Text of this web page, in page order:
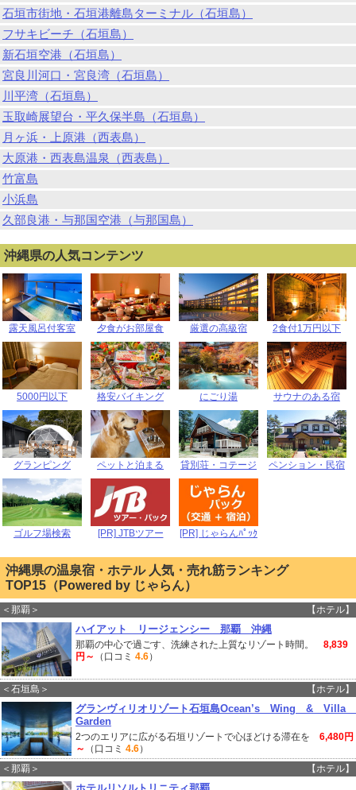
石垣市街地・石垣港離島ターミナル（石垣島）
フサキビーチ（石垣島）
新石垣空港（石垣島）
宮良川河口・宮良湾（石垣島）
川平湾（石垣島）
玉取崎展望台・平久保半島（石垣島）
月ヶ浜・上原港（西表島）
大原港・西表島温泉（西表島）
竹富島
小浜島
久部良港・与那国空港（与那国島）
沖縄県の人気コンテンツ
露天風呂付客室 夕食がお部屋食 厳選の高級宿 2食付1万円以下
5000円以下 格安バイキング にごり湯 サウナのある宿
グランピング ペットと泊まる 貸別荘・コテージ ペンション・民宿
ゴルフ場検索 [PR] JTBツアー [PR] じゃらんﾊﾟｯｸ
沖縄県の温泉宿・ホテル 人気・売れ筋ランキング
TOP15（Powered by じゃらん）
＜那覇＞ 【ホテル】
ハイアット リージェンシー 那覇 沖縄
那覇の中心で過ごす、洗練された上質なリゾート時間。 8,839
円～
（口コミ 4.6）
＜石垣島＞ 【ホテル】
グランヴィリオリゾート石垣島Ocean’s Wing & Villa
Garden
2つのエリアに広がる石垣リゾートで心ほどける滞在を 6,480円
～
（口コミ 4.6）
＜那覇＞
【ホテル】